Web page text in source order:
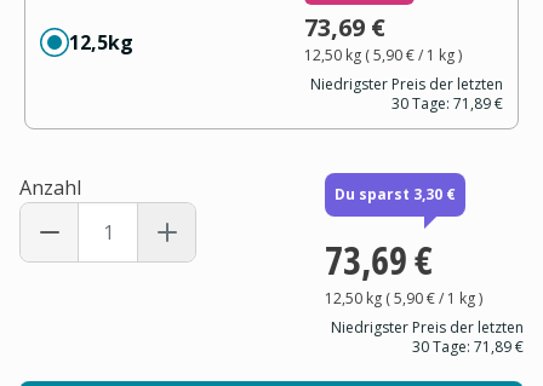
12,5kg 73,69 €
12,50 kg(5,90 €/ 1 kg)
Niedrigster Preis der letzten
30 Tage: 71,89 €
Anzahl Du sparst 3,30 €
73,69 €
12,50 kg(5,90 €/ 1 kg)
Niedrigster Preis der letzten
30 Tage: 71,89 €